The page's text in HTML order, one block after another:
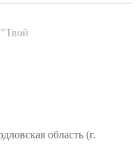
область (г.